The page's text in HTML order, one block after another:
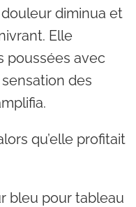
diminua et
Elle
poussées avec
des
qu’elle profitait
bleu pour tableau